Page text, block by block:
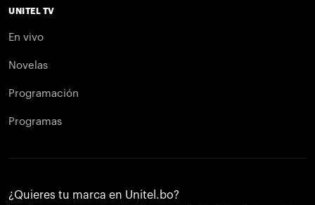
UNITEL TV
En vivo
Novelas
Programación
Programas
¿Quieres tu marca en Unitel.bo?